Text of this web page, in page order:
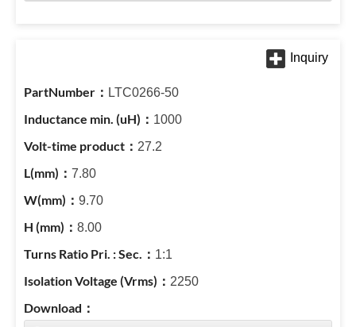
LTC0266-50
1000
27.2
7.80
9.70
8.00
1:1
2250